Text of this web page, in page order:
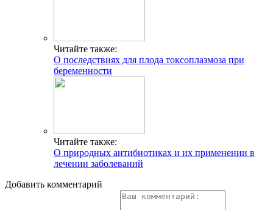
Читайте также:
О последствиях для плода токсоплазмоза при
беременности
Читайте также:
О природных антибиотиках и их применении в
лечении заболеваний
Добавить комментарий